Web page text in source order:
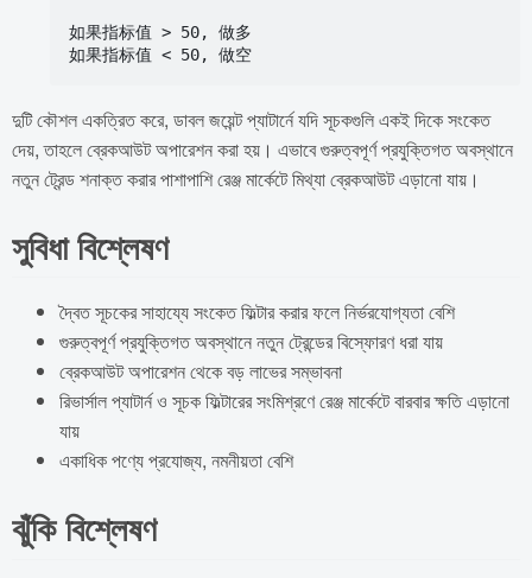
如果指标值 > 50, 做多
দুটি কৌশল একত্রিত করে, ডাবল জয়েন্ট প্যাটার্নে যদি সূচকগুলি একই দিকে সংকেত
দেয়, তাহলে ব্রেকআউট অপারেশন করা হয়। এভাবে গুরুত্বপূর্ণ প্রযুক্তিগত অবস্থানে
নতুন ট্রেন্ড শনাক্ত করার পাশাপাশি রেঞ্জ মার্কেটে মিথ্যা ব্রেকআউট এড়ানো যায়।
সুবিধা বিশ্লেষণ
দ্বৈত সূচকের সাহায্যে সংকেত ফিল্টার করার ফলে নির্ভরযোগ্যতা বেশি
গুরুত্বপূর্ণ প্রযুক্তিগত অবস্থানে নতুন ট্রেন্ডের বিস্ফোরণ ধরা যায়
ব্রেকআউট অপারেশন থেকে বড় লাভের সম্ভাবনা
রিভার্সাল প্যাটার্ন ও সূচক ফিল্টারের সংমিশ্রণে রেঞ্জ মার্কেটে বারবার ক্ষতি এড়ানো
যায়
একাধিক পণ্যে প্রযোজ্য, নমনীয়তা বেশি
ঝুঁকি বিশ্লেষণ